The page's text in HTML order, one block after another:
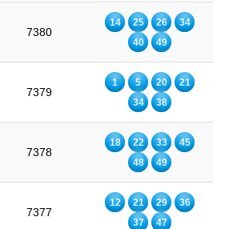
7380
14 25 26
34
40
49
7379
1 5 20
21
34
38
7378
18 22 33
45
48
49
7377
12 21 29
36
37
47